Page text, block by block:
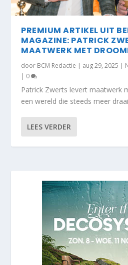
PREMIUM ARTIKEL UIT
MAGAZINE: PATRICK
MAATWERK MET
door BCM Redactie | aug 29, 2025 |
| 0
Patrick Zwerts levert maatwerk
een wereld die steeds meer
LEES VERDER